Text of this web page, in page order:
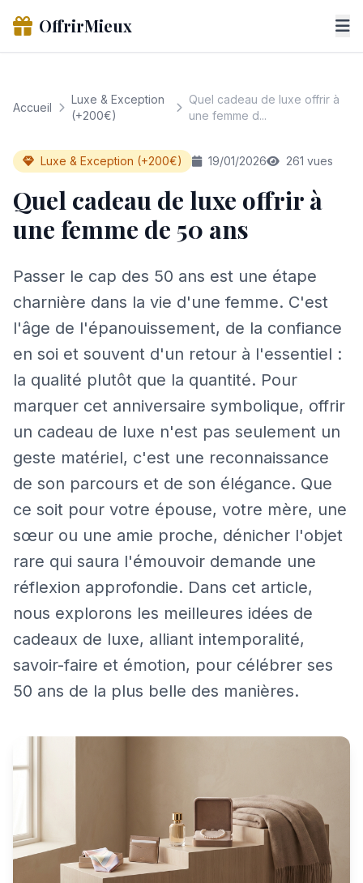
OffrirMieux
Accueil
Luxe & Exception
(+200€)
Quel cadeau de luxe offrir à
une femme d...
Luxe & Exception (+200€) 19/01/2026 261 vues
Quel cadeau de luxe offrir à
une femme de 50 ans
Passer le cap des 50 ans est une étape
charnière dans la vie d'une femme. C'est
l'âge de l'épanouissement, de la confiance
en soi et souvent d'un retour à l'essentiel :
la qualité plutôt que la quantité. Pour
marquer cet anniversaire symbolique, offrir
un cadeau de luxe n'est pas seulement un
geste matériel, c'est une reconnaissance
de son parcours et de son élégance. Que
ce soit pour votre épouse, votre mère, une
sœur ou une amie proche, dénicher l'objet
rare qui saura l'émouvoir demande une
réflexion approfondie. Dans cet article,
nous explorons les meilleures idées de
cadeaux de luxe, alliant intemporalité,
savoir-faire et émotion, pour célébrer ses
50 ans de la plus belle des manières.